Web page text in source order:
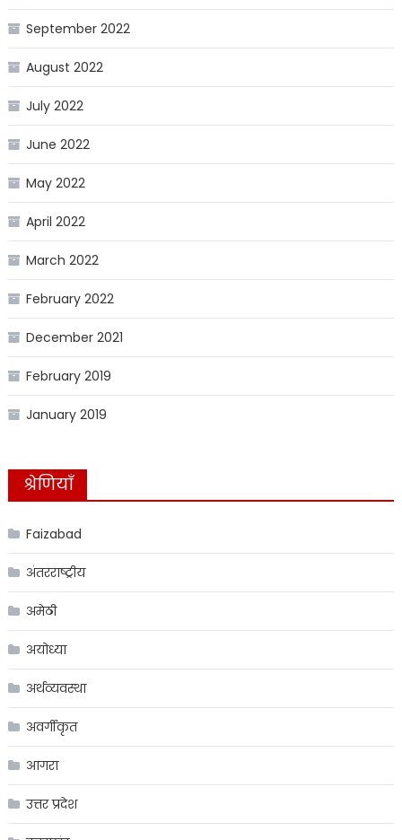
September 2022
August 2022
July 2022
June 2022
May 2022
April 2022
March 2022
February 2022
December 2021
February 2019
January 2019
श्रेणियाँ
Faizabad
अंतरराष्ट्रीय
अमेठी
अयोध्या
अर्थव्यवस्था
अवर्गीकृत
आगरा
उत्तर प्रदेश